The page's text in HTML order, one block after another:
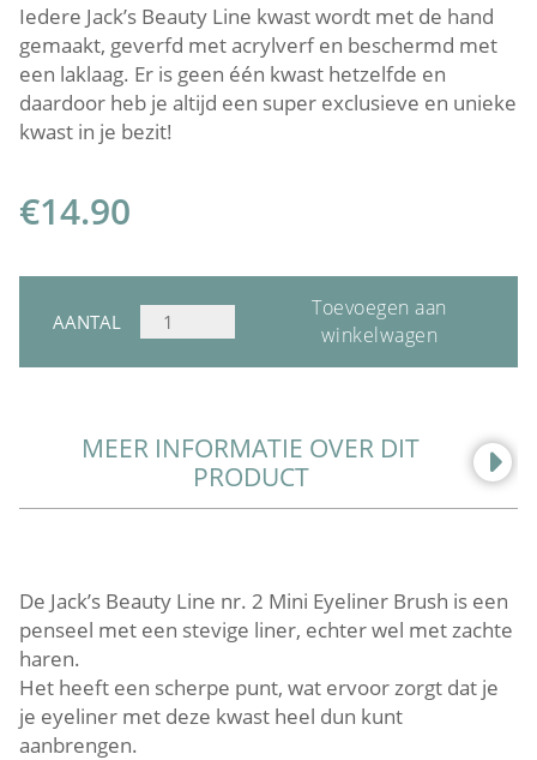
Iedere Jack’s Beauty Line kwast wordt met de hand
gemaakt, geverfd met acrylverf en beschermd met
een laklaag. Er is geen één kwast hetzelfde en
daardoor heb je altijd een super exclusieve en unieke
kwast in je bezit!
€14.90
AANTAL
JACKS
BEAUTY
LINE
MINI
EYELINER
DAARNA
UITVERKOCHT!
Toevoegen aan
winkelwagen
MEER INFORMATIE OVER DIT
PRODUCT
De Jack’s Beauty Line nr. 2 Mini Eyeliner Brush is een
penseel met een stevige liner, echter wel met zachte
haren.
Het heeft een scherpe punt, wat ervoor zorgt dat je
je eyeliner met deze kwast heel dun kunt
aanbrengen.